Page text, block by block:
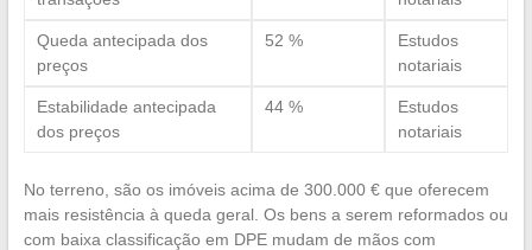
Queda antecipada dos
preços
52 %
Estudos
notariais
Estabilidade antecipada
dos preços
44 %
Estudos
notariais
No terreno, são os imóveis acima de 300.000 € que oferecem
mais resistência à queda geral. Os bens a serem reformados ou
com baixa classificação em DPE mudam de mãos com